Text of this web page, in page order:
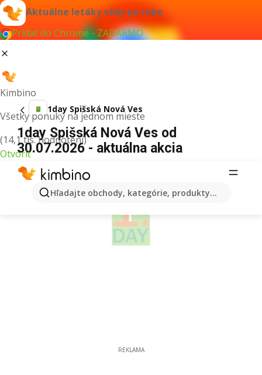
Aktuálne letáky vždy po ruke
Pridať do Chrome - ZADARMO
Kimbino
Všetky ponuky na jednom mieste
(14,1 tis. hodnotení)
Otvoriť
Hľadajte obchody, kategórie, produkty...
1day Spišská Nová Ves
1day Spišská Nová Ves od
30.07.2026 - aktuálna akcia
REKLAMA